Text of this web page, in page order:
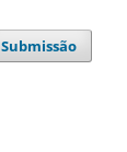
Submissão